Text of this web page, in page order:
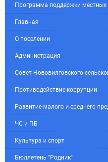
Программа поддержки местных
Главная
О поселении
Администрация
Совет Нововилговского
Противодействие коррупции
Развитие малого и среднего
ЧС и ПБ
Культура и спорт
Бюллетень "Родник"